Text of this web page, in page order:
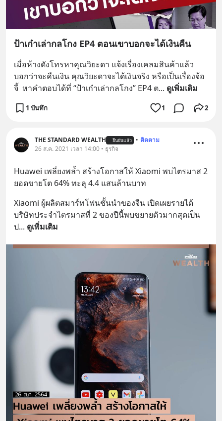
ป้าเก๋าเล่ากลโกง EP4 ตอนเขาบอกจะได้เงินคืน
เมื่อห้างดังโทรหาคุณวิยะดา แจ้งเรื่องเคลมสินค้าแล้ว
บอกว่าจะคืนเงิน คุณวิยะดาจะได้เงินจริง หรือเป็นเรื่องจ้อ
จี้  หาคำตอบได้ที่ “ป้าเก๋าเล่ากลโกง” EP4 ต... ดูเพิ่มเติม
1 บันทึก 1 2
THE STANDARD WEALTH ยืนยันแล้ว • ติดตาม
26 ส.ค. 2021 เวลา 14:00 • ธุรกิจ
Huawei เพลี่ยงพล้ำ สร้างโอกาสให้ Xiaomi พบไตรมาส 2
ยอดขายโต 64% ทะลุ 4.4 แสนล้านบาท
Xiaomi ผู้ผลิตสมาร์ทโฟนชั้นนำของจีน เปิดเผยรายได้
บริษัทประจำไตรมาสที่ 2 ของปีนี้พบขยายตัวมากสุดเป็น
ป... ดูเพิ่มเติม